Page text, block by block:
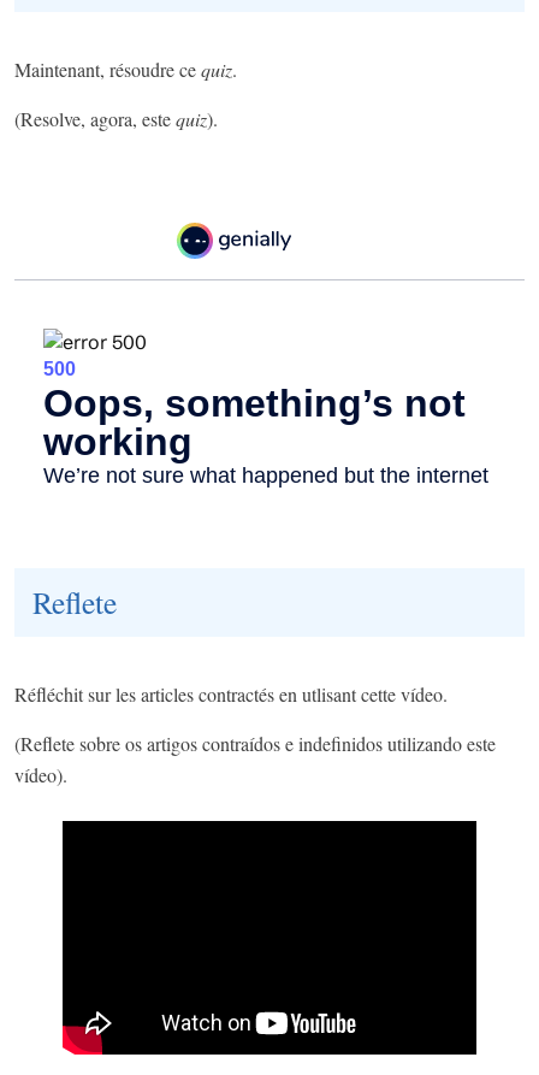
Maintenant, résoudre cequiz.
(Resolve, agora, estequiz).
Reflete
Réfléchit sur les articles contractés en utlisant cette vídeo.
(Reflete sobre os artigos contraídos e indefinidos utilizando este
vídeo).